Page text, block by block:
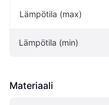
Lämpötila (max)
Lämpötila (min)
Materiaali